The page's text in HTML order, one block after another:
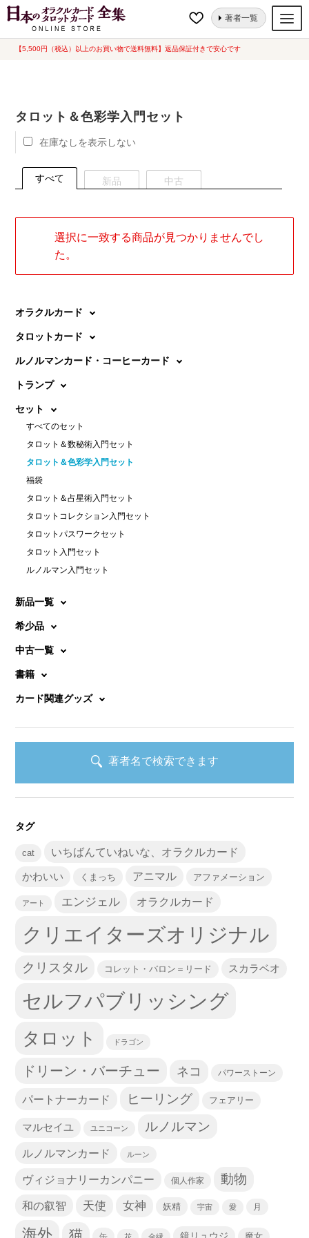
【5,500円（税込）以上のお買い物で送料無料】返品保証付きで安心です
ナ
コ
著者一覧
オラクルカード
ルノルマンカード
トランプ
セット
カード関連グッズ
ホーム セット タロット＆色彩学入門セット
タロット＆色彩学入門セット
在庫なしを表示しない
すべて 新品 中古
選択に一致する商品が見つかりませんでし
た。
オラクルカード
タロットカード
ルノルマンカード・コーヒーカード
トランプ
セット
すべてのセット
タロット＆数秘術入門セット
タロット＆色彩学入門セット
福袋
タロット＆占星術入門セット
タロットコレクション入門セット
タロットパスワークセット
タロット入門セット
ルノルマン入門セット
新品一覧
希少品
中古一覧
書籍
カード関連グッズ
著者名で検索できます
タグ
cat いちばんていねいな、オラクルカード
かわいい くまっち アニマル アファメーション
アート エンジェル オラクルカード
クリエイターズオリジナル
クリスタル コレット・バロン＝リード スカラベオ
セルフパブリッシング
タロット ドラゴン
ドリーン・バーチュー ネコ パワーストーン
パートナーカード ヒーリング フェアリー
マルセイユ ユニコーン ルノルマン
ルノルマンカード ルーン
ヴィジョナリーカンパニー 個人作家 動物
和の叡智 天使 女神 妖精 宇宙 愛 月
海外 猫